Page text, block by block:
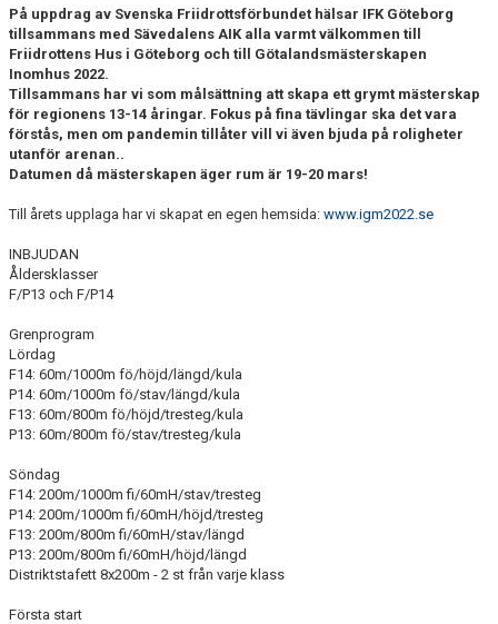
På uppdrag av Svenska Friidrottsförbundet hälsar IFK Göteborg
tillsammans med Sävedalens AIK alla varmt välkommen till
Friidrottens Hus i Göteborg och till Götalandsmästerskapen
Inomhus 2022.
Tillsammans har vi som målsättning att skapa ett grymt mästerskap
för regionens 13-14 åringar. Fokus på fina tävlingar ska det vara
förstås, men om pandemin tillåter vill vi även bjuda på roligheter
utanför arenan..
Datumen då mästerskapen äger rum är 19-20 mars!
Till årets upplaga har vi skapat en egen hemsida: www.igm2022.se
INBJUDAN
Åldersklasser
F/P13 och F/P14
Grenprogram
Lördag
F14: 60m/1000m fö/höjd/längd/kula
P14: 60m/1000m fö/stav/längd/kula
F13: 60m/800m fö/höjd/tresteg/kula
P13: 60m/800m fö/stav/tresteg/kula
Söndag
F14: 200m/1000m fi/60mH/stav/tresteg
P14: 200m/1000m fi/60mH/höjd/tresteg
F13: 200m/800m fi/60mH/stav/längd
P13: 200m/800m fi/60mH/höjd/längd
Distriktstafett 8x200m - 2 st från varje klass
Första start